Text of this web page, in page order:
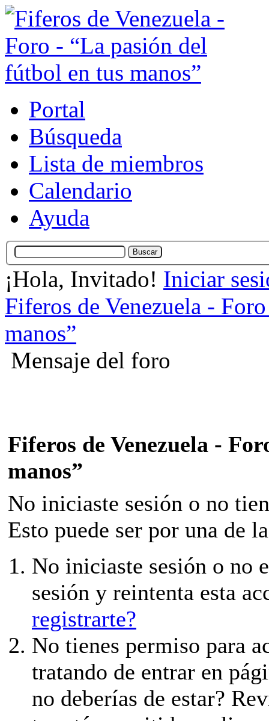
Portal
Búsqueda
Lista de miembros
Calendario
Ayuda
¡Hola, Invitado! Iniciar
Fiferos de Venezuela -
manos”
Mensaje del foro
Fiferos de Venezuela -
manos”
No iniciaste sesión o no
Esto puede ser por una de
No iniciaste sesión o no
sesión y reintenta esta
registrarte?
No tienes permiso para
tratando de entrar en
no deberías de estar?